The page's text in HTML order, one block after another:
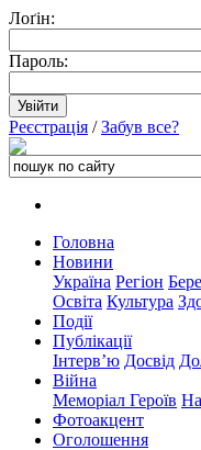
Лоґін:
Пароль:
Реєстрація /Забув все?
Головна
Новини
Україна Регіон
Освіта Культура
Події
Публікації
Інтерв’ю Досвід
Війна
Меморіал Героїв
Фотоакцент
Оголошення